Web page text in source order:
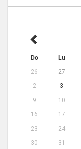
Do Lu
26 27
2
3
9
10
16
17
23
24
30
31